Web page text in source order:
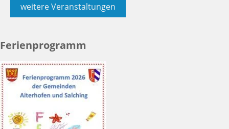
weitere Veranstaltungen
Ferienprogramm